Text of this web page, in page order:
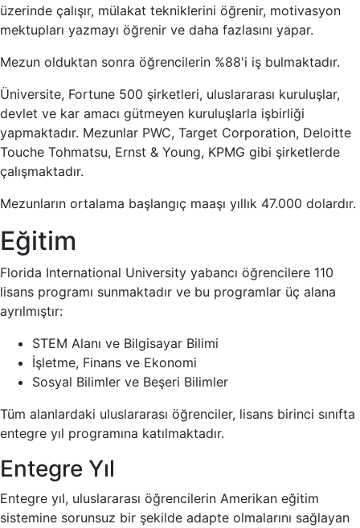
üzerinde çalışır, mülakat tekniklerini öğrenir, motivasyon
mektupları yazmayı öğrenir ve daha fazlasını yapar.
Mezun olduktan sonra öğrencilerin %88'i iş bulmaktadır.
Üniversite, Fortune 500 şirketleri, uluslararası kuruluşlar,
devlet ve kar amacı gütmeyen kuruluşlarla işbirliği
yapmaktadır. Mezunlar PWC, Target Corporation, Deloitte
Touche Tohmatsu, Ernst & Young, KPMG gibi şirketlerde
çalışmaktadır.
Mezunların ortalama başlangıç maaşı yıllık 47.000 dolardır.
Eğitim
Florida International University yabancı öğrencilere 110
lisans programı sunmaktadır ve bu programlar üç alana
ayrılmıştır:
STEM Alanı ve Bilgisayar Bilimi
İşletme, Finans ve Ekonomi
Sosyal Bilimler ve Beşeri Bilimler
Tüm alanlardaki uluslararası öğrenciler, lisans birinci sınıfta
entegre yıl programına katılmaktadır.
Entegre Yıl
Entegre yıl, uluslararası öğrencilerin Amerikan eğitim
sistemine sorunsuz bir şekilde adapte olmalarını sağlayan